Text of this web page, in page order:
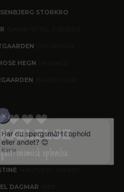
STORKRO
HEGN
oplevelse
, NÆSTVED - NYHED!
DAGMAR